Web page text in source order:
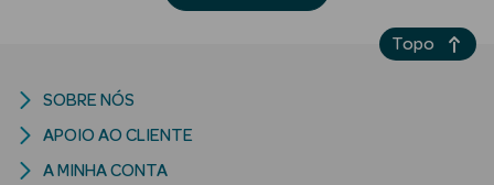
SOBRE NÓS
APOIO AO CLIENTE
A MINHA CONTA
Topo